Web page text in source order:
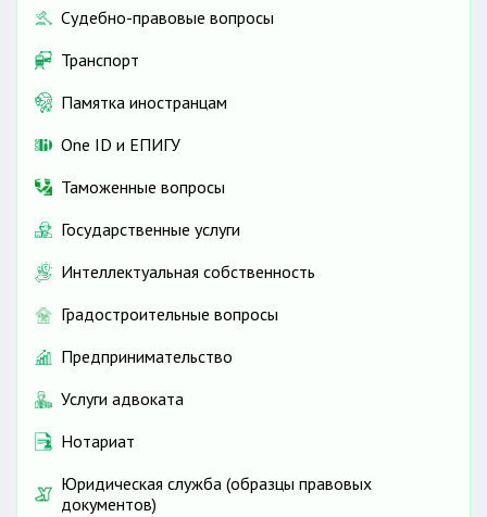
Судебно-правовые вопросы
Транспорт
Памятка иностранцам
One ID и ЕПИГУ
Таможенные вопросы
Государственные услуги
Интеллектуальная собственность
Градостроительные вопросы
Предпринимательство
Услуги адвоката
Нотариат
Юридическая служба (образцы правовых
документов)